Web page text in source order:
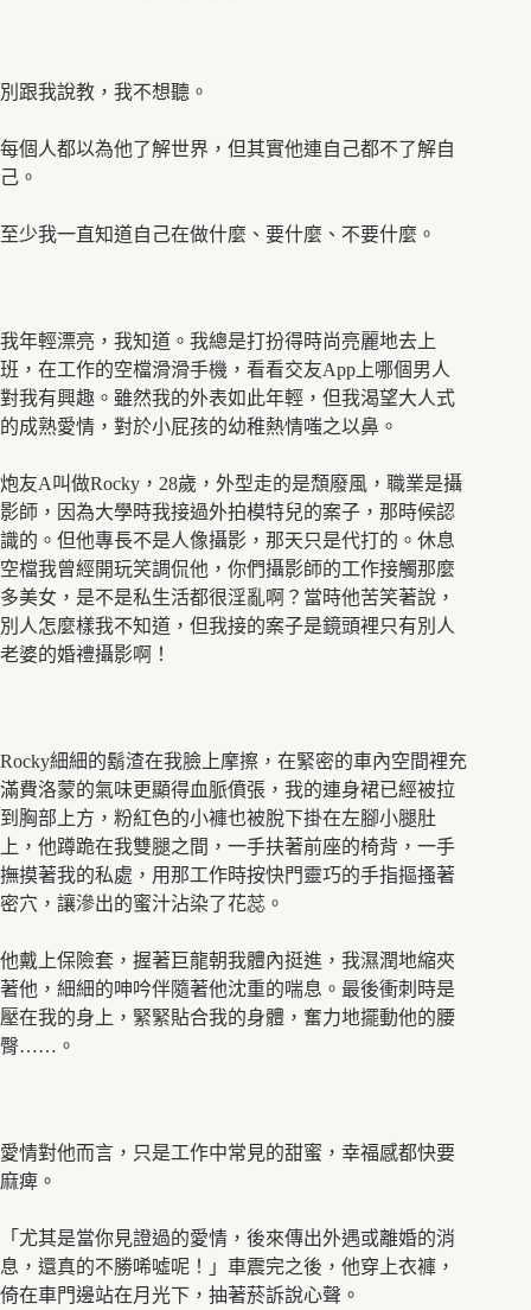
別跟我說教，我不想聽。
每個人都以為他了解世界，但其實他連自己都不了解自
己。
至少我一直知道自己在做什麼、要什麼、不要什麼。
我年輕漂亮，我知道。我總是打扮得時尚亮麗地去上
班，在工作的空檔滑滑手機，看看交友App上哪個男人
對我有興趣。雖然我的外表如此年輕，但我渴望大人式
的成熟愛情，對於小屁孩的幼稚熱情嗤之以鼻。
炮友A叫做Rocky，28歲，外型走的是頹廢風，職業是攝
影師，因為大學時我接過外拍模特兒的案子，那時候認
識的。但他專長不是人像攝影，那天只是代打的。休息
空檔我曾經開玩笑調侃他，你們攝影師的工作接觸那麼
多美女，是不是私生活都很淫亂啊？當時他苦笑著說，
別人怎麼樣我不知道，但我接的案子是鏡頭裡只有別人
老婆的婚禮攝影啊！
Rocky細細的鬍渣在我臉上摩擦，在緊密的車內空間裡充
滿費洛蒙的氣味更顯得血脈僨張，我的連身裙已經被拉
到胸部上方，粉紅色的小褲也被脫下掛在左腳小腿肚
上，他蹲跪在我雙腿之間，一手扶著前座的椅背，一手
撫摸著我的私處，用那工作時按快門靈巧的手指摳搔著
密穴，讓滲出的蜜汁沾染了花蕊。
他戴上保險套，握著巨龍朝我體內挺進，我濕潤地縮夾
著他，細細的呻吟伴隨著他沈重的喘息。最後衝刺時是
壓在我的身上，緊緊貼合我的身體，奮力地擺動他的腰
臀……。
愛情對他而言，只是工作中常見的甜蜜，幸福感都快要
麻痺。
「尤其是當你見證過的愛情，後來傳出外遇或離婚的消
息，還真的不勝唏噓呢！」車震完之後，他穿上衣褲，
倚在車門邊站在月光下，抽著菸訴說心聲。